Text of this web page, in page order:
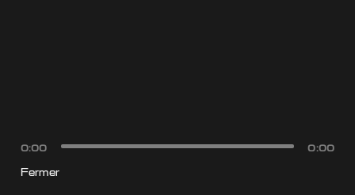
0:00
0:00
Fermer